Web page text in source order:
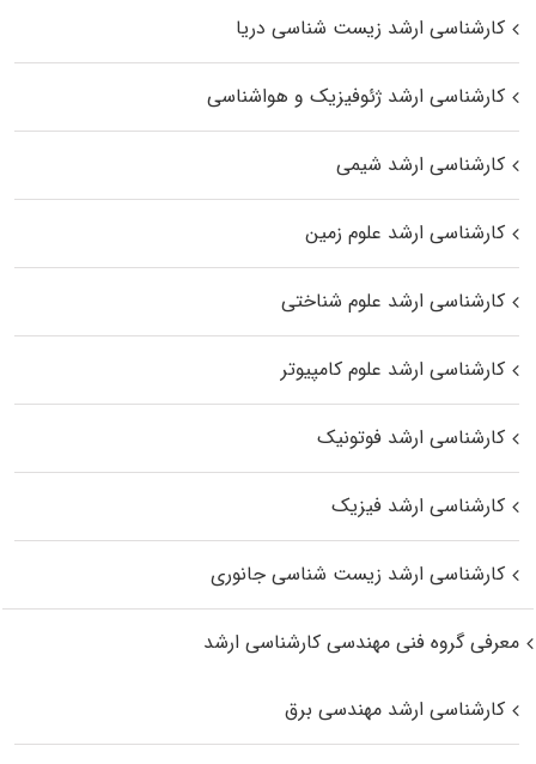
کارشناسی ارشد زیست‌ شناسی دریا
کارشناسی ارشد ژئوفیزیک و هواشناسی
کارشناسی ارشد شیمی
کارشناسی ارشد علوم زمین
کارشناسی ارشد علوم شناختی
کارشناسی ارشد علوم کامپیوتر
کارشناسی ارشد فوتونیک
کارشناسی ارشد فیزیک
کارشناسی ارشد زیست‌ شناسی جانوری
معرفی گروه فنی مهندسی کارشناسی ارشد
کارشناسی ارشد مهندسی برق